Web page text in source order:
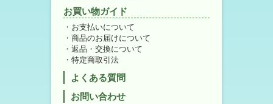
お買い物ガイド
お支払いについて
商品のお届けについて
返品・交換について
特定商取引法
よくある質問
お問い合わせ